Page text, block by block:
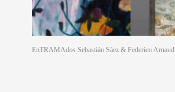
EnTRAMAdos Sebastián Sáez & Federico Arnaud